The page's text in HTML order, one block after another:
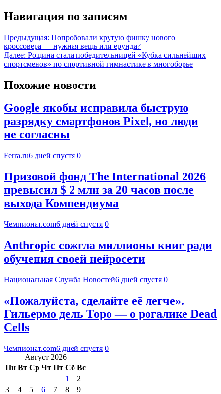
Навигация по записям
Предыдущая: Попробовали крутую фишку нового
кроссовера — нужная вещь или ерунда?
Далее: Рощина стала победительницей «Кубка сильнейших
спортсменов» по спортивной гимнастике в многоборье
Похожие новости
Google якобы исправила быструю
разрядку смартфонов Pixel, но люди
не согласны
Ferra.ru6 дней спустя 0
Призовой фонд The International 2026
превысил $ 2 млн за 20 часов после
выхода Компендиума
Чемпионат.com6 дней спустя 0
Anthropic сожгла миллионы книг ради
обучения своей нейросети
Национальная Служба Новостей6 дней спустя 0
«Пожалуйста, сделайте её легче».
Гильермо дель Торо — о рогалике Dead
Cells
Чемпионат.com6 дней спустя 0
Август 2026
Пн Вт Ср Чт Пт Сб Вс
1
2
3
4 5 6 7 8
9